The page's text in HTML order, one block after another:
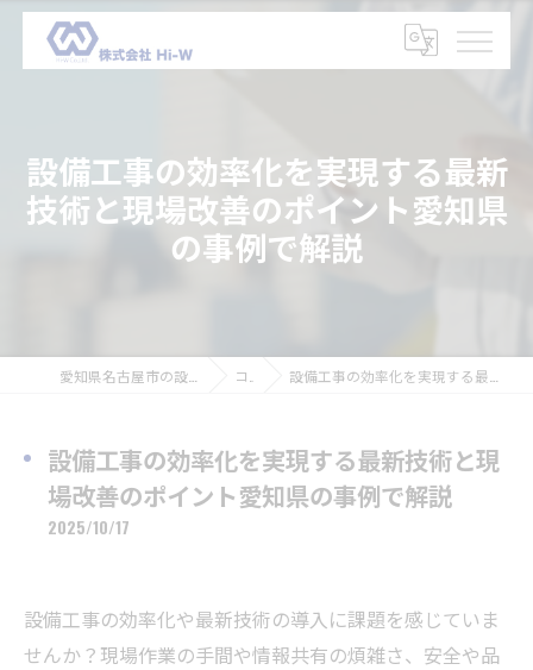
設備工事の効率化を実現する最新
技術と現場改善のポイント愛知県
の事例で解説
コラム 設備工事の効率化を実現する最新技術と現場改善のポイント愛知県の事例で解説
設備工事の効率化を実現する最新技術と現
場改善のポイント愛知県の事例で解説
2025/10/17
設備工事の効率化や最新技術の導入に課題を感じていま
せんか？現場作業の手間や情報共有の煩雑さ、安全や品